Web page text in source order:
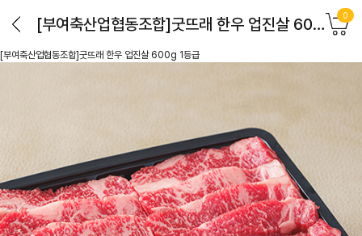
[부여축산업협동조합]굿뜨래 한우 업진살 600g 1등급 0
[부여축산업협동조합]굿뜨래 한우 업진살 600g 1등급